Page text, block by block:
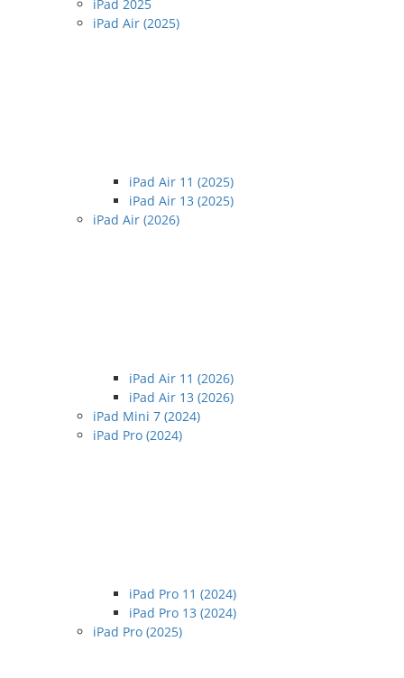
iPad 2025
iPad Air (2025)
iPad Air 11 (2025)
iPad Air 13 (2025)
iPad Air (2026)
iPad Air 11 (2026)
iPad Air 13 (2026)
iPad Mini 7 (2024)
iPad Pro (2024)
iPad Pro 11 (2024)
iPad Pro 13 (2024)
iPad Pro (2025)